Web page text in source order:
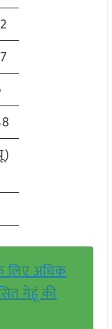
लिए अधिक
गेहूं की